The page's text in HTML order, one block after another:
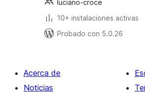
luciano-croce
10+ instalaciones activas
Probado con 5.0.26
Acerca de
Noticias